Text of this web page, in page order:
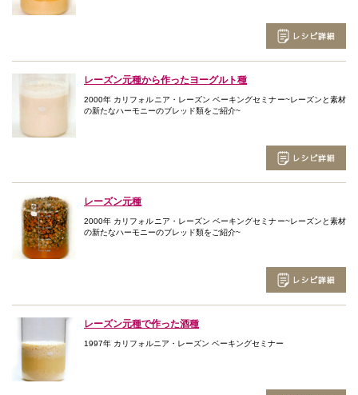
レーズン元種から作ったヨーグルト種
2000年 カリフォルニア・レーズン ベーキングセミナー~レーズンと素材
の新たなハーモニーのブレッド類をご紹介~
レーズン元種
2000年 カリフォルニア・レーズン ベーキングセミナー~レーズンと素材
の新たなハーモニーのブレッド類をご紹介~
レーズン元種で作った酒種
1997年 カリフォルニア・レーズン ベーキングセミナー